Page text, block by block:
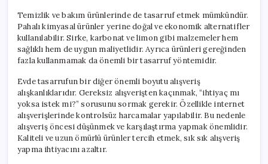
Temizlik ve bakım ürünlerinde de tasarruf etmek mümkündür.
Pahalı kimyasal ürünler yerine doğal ve ekonomik alternatifler
kullanılabilir. Sirke, karbonat ve limon gibi malzemeler hem
sağlıklı hem de uygun maliyetlidir. Ayrıca ürünleri gereğinden
fazla kullanmamak da önemli bir tasarruf yöntemidir.
Evde tasarrufun bir diğer önemli boyutu alışveriş
alışkanlıklarıdır. Gereksiz alışverişten kaçınmak, “ihtiyaç mı
yoksa istek mi?” sorusunu sormak gerekir. Özellikle internet
alışverişlerinde kontrolsüz harcamalar yapılabilir. Bu nedenle
alışveriş öncesi düşünmek ve karşılaştırma yapmak önemlidir.
Kaliteli ve uzun ömürlü ürünler tercih etmek, sık sık alışveriş
yapma ihtiyacını azaltır.